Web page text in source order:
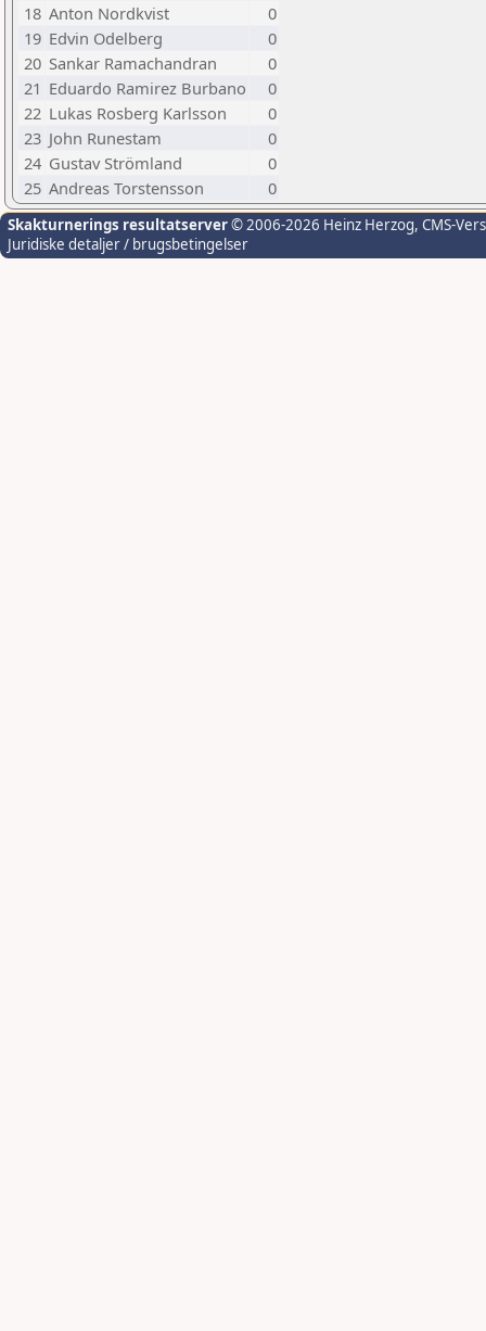
18 Anton Nordkvist
0
19 Edvin Odelberg
0
20 Sankar Ramachandran
0
21 Eduardo Ramirez Burbano
0
22 Lukas Rosberg Karlsson
0
23 John Runestam
0
24 Gustav Strömland
0
25 Andreas Torstensson 0
Skakturnerings resultatserver© 2006-2026 Heinz Herzog, CMS-
Juridiske detaljer / brugsbetingelser